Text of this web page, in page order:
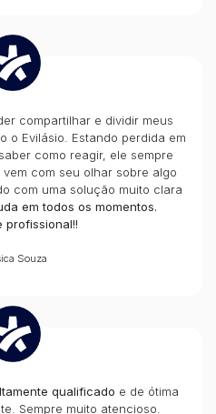
compartilhar e dividir meus
o Evilásio. Estando perdida em
como reagir, ele sempre
com seu olhar sobre algo
com uma solução muito clara
em todos os momentos.
profissional!!
Souza
qualificado e de ótima
Sempre muito atencioso.